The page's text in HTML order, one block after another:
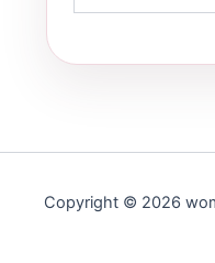
Copyright © 2026